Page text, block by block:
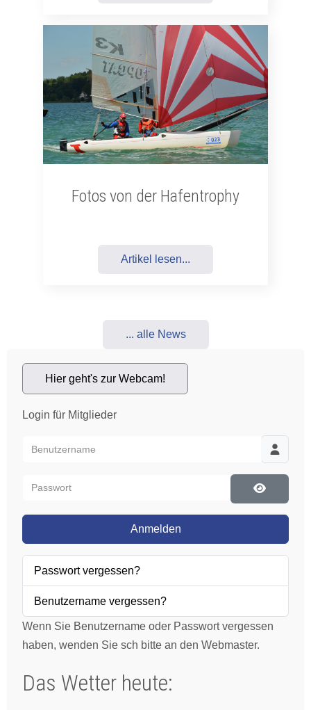
Fotos von der Hafentrophy
Artikel lesen...
... alle News
Hier geht's zur Webcam!
Login für Mitglieder
Benutzername
Passwort
Passwort
Anmelden
Passwort vergessen?
Benutzername vergessen?
Wenn Sie Benutzername oder Passwort vergessen
haben, wenden Sie sch bitte an den Webmaster.
Das Wetter heute: